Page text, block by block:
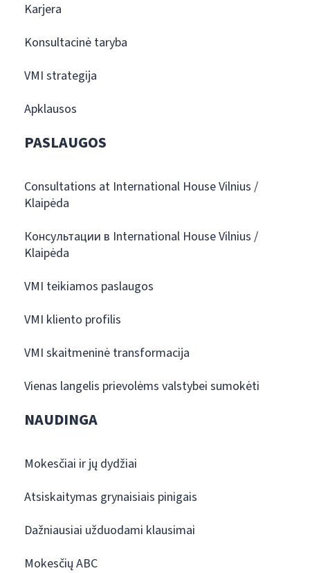
Karjera
Konsultacinė taryba
VMI strategija
Apklausos
PASLAUGOS
Consultations at International House Vilnius /
Klaipėda
Консультации в International House Vilnius /
Klaipėda
VMI teikiamos paslaugos
VMI kliento profilis
VMI skaitmeninė transformacija
Vienas langelis prievolėms valstybei sumokėti
NAUDINGA
Mokesčiai ir jų dydžiai
Atsiskaitymas grynaisiais pinigais
Dažniausiai užduodami klausimai
Mokesčių ABC